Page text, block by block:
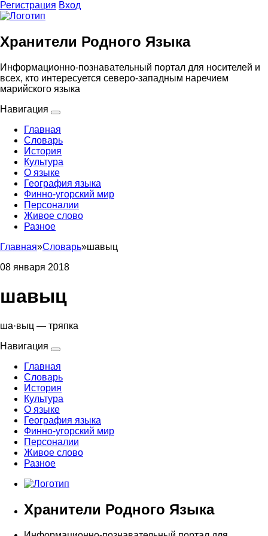
Регистрация Вход
Хранители Родного Языка
Информационно-познавательный портал для носителей и
всех, кто интересуется северо-западным наречием
марийского языка
Навигация
Главная
Словарь
История
Культура
О языке
География языка
Финно-угорский мир
Персоналии
Живое слово
Разное
Главная»Словарь»шавыц
08 января 2018
шавыц
ша·выц — тряпка
Навигация
Главная
Словарь
История
Культура
О языке
География языка
Финно-угорский мир
Персоналии
Живое слово
Разное
Хранители Родного Языка